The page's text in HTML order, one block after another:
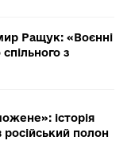
Ращук: «Воєнні
з
історія
полон